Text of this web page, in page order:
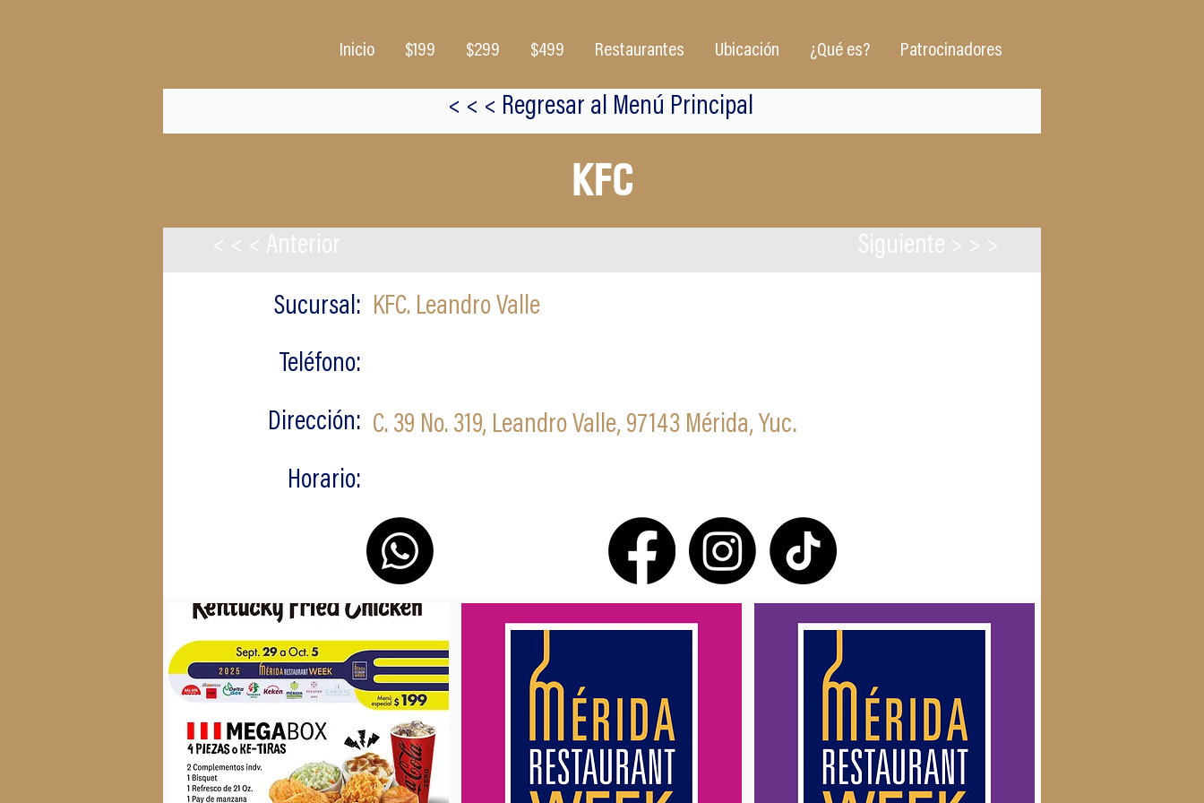
Inicio $199 $299 $499 Restaurantes Ubicación ¿Qué es? Patrocinadores
< < < Regresar al Menú Principal
KFC
< < < Anterior Siguiente > > >
Sucursal: KFC. Leandro Valle
Teléfono:
Dirección: C. 39 No. 319, Leandro Valle, 97143 Mérida, Yuc.
Horario: